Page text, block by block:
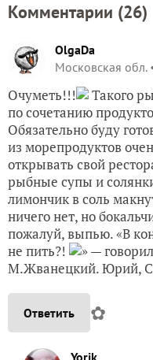
Комментарии (26)
OlgaDa
Московская обл.
Очуметь!!!
Такого
по сочетанию
Обязательно буду
из морепродуктов
открывать свой
рыбные супы и
лимончик в соль
ничего нет, но
пожалуй, выпью. «В
не пить?!
» — говорил
М.Жванецкий. Юрий,
Ответить ✿